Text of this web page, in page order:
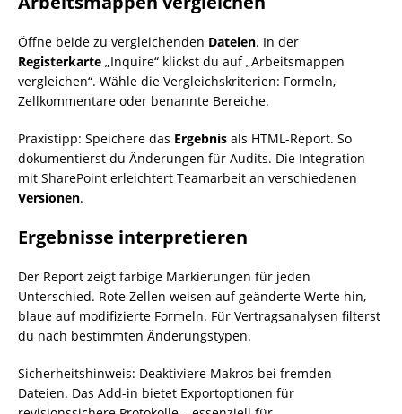
Öffne beide zu vergleichenden Dateien. In der
Registerkarte „Inquire“ klickst du auf „Arbeitsmappen
vergleichen“. Wähle die Vergleichskriterien: Formeln,
Zellkommentare oder benannte Bereiche.
Praxistipp: Speichere das Ergebnis als HTML-Report. So
dokumentierst du Änderungen für Audits. Die Integration
mit SharePoint erleichtert Teamarbeit an verschiedenen
Versionen.
Ergebnisse interpretieren
Der Report zeigt farbige Markierungen für jeden
Unterschied. Rote Zellen weisen auf geänderte Werte hin,
blaue auf modifizierte Formeln. Für Vertragsanalysen filterst
du nach bestimmten Änderungstypen.
Sicherheitshinweis: Deaktiviere Makros bei fremden
Dateien. Das Add-in bietet Exportoptionen für